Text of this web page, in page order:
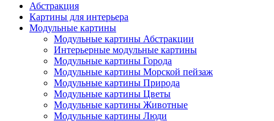
Абстракция
Картины для интерьера
Модульные картины
Модульные картины Абстракции
Интерьерные модульные картины
Модульные картины Города
Модульные картины Морской пейзаж
Модульные картины Природа
Модульные картины Цветы
Модульные картины Животные
Модульные картины Люди